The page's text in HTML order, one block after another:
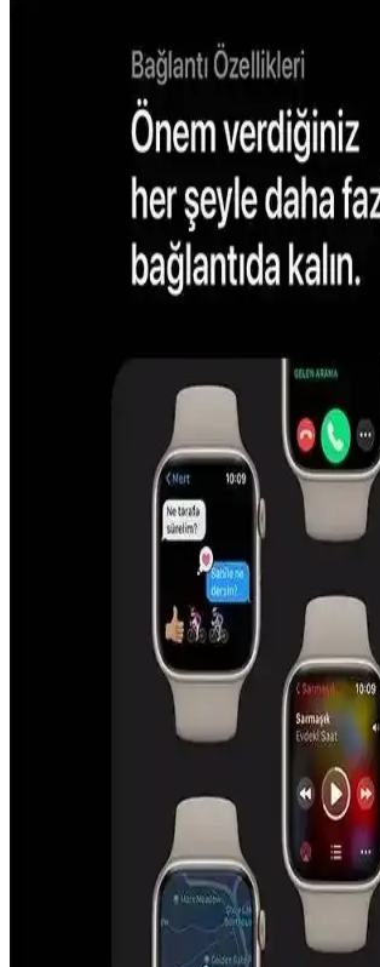
Yapay Zeka Destekli Çözümler
Günlük karar verme süreçlerinde teknoloji ve
araçlar, alışverişten finansal planlamaya kadar
yorgunluğunu azaltarak verimliliği artırıyor.
Yoğun Ebeveynler ve Uzaktan
ve Etkili Teknoloji Çözümleri
Uzaktan çalışan ebeveynler için zaman
akıllı cihazlar ve yapay zeka destekli
Elon Musk'ın Tesla Araçlarını
Gücü Olarak Kullanma Fikri ve
Elon Musk, Tesla araçlarının boşta kalan işlem
büyük bir dağıtık hesaplama ağı oluşturmayı
enerji ve ekonomik engeller bu fikrin geniş çapta
Islak ve Katı Gıda Artıkları İçin
Paspas Seçimi ve Bakımı
Islak ve katı gıda artıklarının temizliği için özel
süpürgeler ve silindirli paspas sistemleri önerilir.
kullanıcı müdahalesi temizlik performansını artırır.
Roborock L50 Ultra ve L40 Ultra
Süpürge Modellerinin
Roborock L50 Ultra ve L40 Ultra Gen 2
performansı, nesne algılama ve fiyat açısından
Evcil hayvan sahipleri L50 Ultra'yı tercih
seçenek L40 Ultra Gen 2 olarak öne çıkar.
Günlük Hayatta Ücretsiz ve İşlevsel
Kullanımı ve Avantajları